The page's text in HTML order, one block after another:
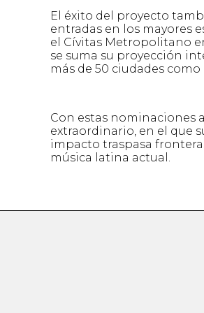
El éxito del proyecto
entradas en los mayores
el Cívitas Metropolitano
se suma su proyección
más de 50 ciudades
Con estas nominaciones
extraordinario, en el que
impacto traspasa
música latina actual.